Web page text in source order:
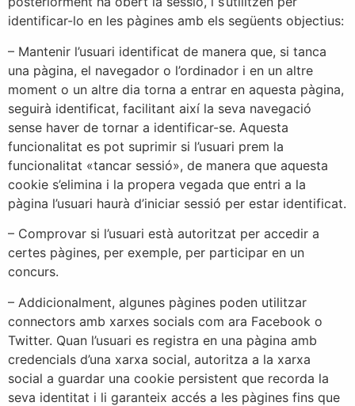
identificar-lo en les pàgines amb els següents objectius:
– Mantenir l’usuari identificat de manera que, si tanca
una pàgina, el navegador o l’ordinador i en un altre
moment o un altre dia torna a entrar en aquesta pàgina,
seguirà identificat, facilitant així la seva navegació
sense haver de tornar a identificar-se. Aquesta
funcionalitat es pot suprimir si l’usuari prem la
funcionalitat «tancar sessió», de manera que aquesta
cookie s’elimina i la propera vegada que entri a la
pàgina l’usuari haurà d’iniciar sessió per estar identificat.
– Comprovar si l’usuari està autoritzat per accedir a
certes pàgines, per exemple, per participar en un
concurs.
– Addicionalment, algunes pàgines poden utilitzar
connectors amb xarxes socials com ara Facebook o
Twitter. Quan l’usuari es registra en una pàgina amb
credencials d’una xarxa social, autoritza a la xarxa
social a guardar una cookie persistent que recorda la
seva identitat i li garanteix accés a les pàgines fins que